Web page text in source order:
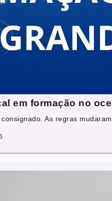
em formação no
As regras